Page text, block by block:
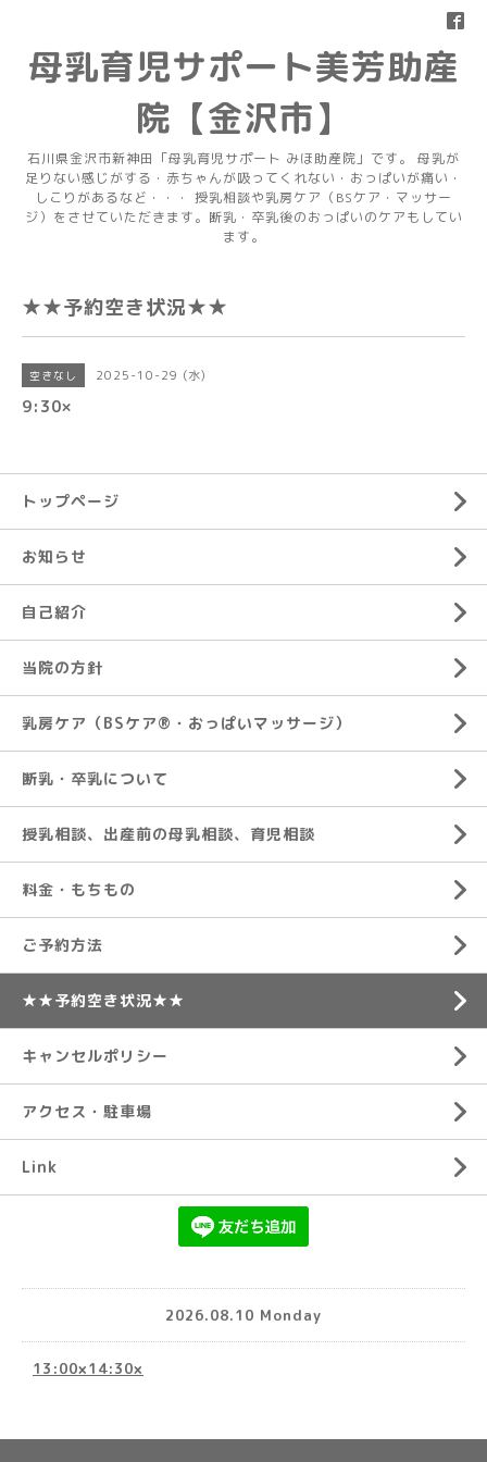
母乳育児サポート美芳助産
院【金沢市】
石川県金沢市新神田「母乳育児サポート みほ助産院」です。 母乳が
足りない感じがする・赤ちゃんが吸ってくれない・おっぱいが痛い・
しこりがあるなど・・・ 授乳相談や乳房ケア（BSケア・マッサー
ジ）をさせていただきます。断乳・卒乳後のおっぱいのケアもしてい
ます。
★★予約空き状況★★
空きなし 2025-10-29 (水)
9:30×
トップページ
お知らせ
自己紹介
当院の方針
乳房ケア（BSケア®︎・おっぱいマッサージ）
断乳・卒乳について
授乳相談、出産前の母乳相談、育児相談
料金・もちもの
ご予約方法
★★予約空き状況★★
キャンセルポリシー
アクセス・駐車場
Link
2026.08.10 Monday
13:00×14:30×